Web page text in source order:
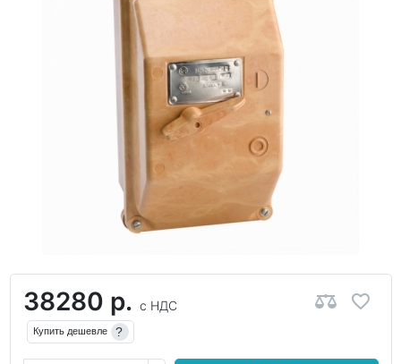
38280 р. с НДС
Купить дешевле ?